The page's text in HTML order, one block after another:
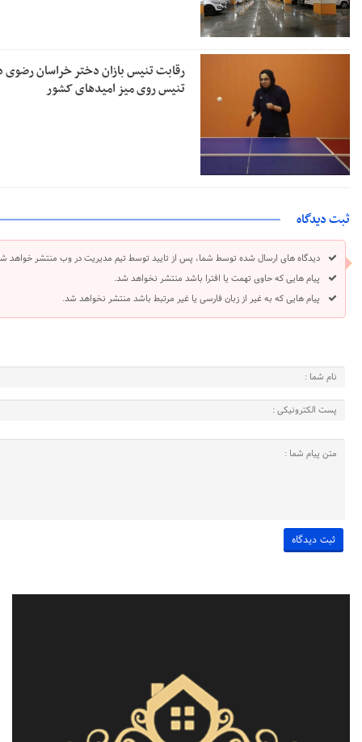
رقابت تنیس بازان دختر خراسان رضوی
تنیس روی میز امیدهای کشور
ثبت دیدگاه
دیدگاه های ارسال شده توسط شما، پس از تایید توسط تیم مدیریت در وب منتشر خواهد
پیام هایی که حاوی تهمت یا افترا باشد منتشر نخواهد شد.
پیام هایی که به غیر از زبان فارسی یا غیر مرتبط باشد منتشر نخواهد شد.